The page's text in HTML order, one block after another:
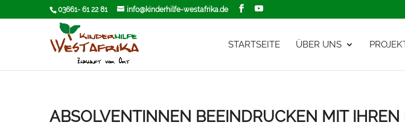
03661- 61 22 81 info@kinderhilfe-westafrika.de
STARTSEITE ÜBER UNS
ABSOLVENTINNEN BEEINDRUCKEN MIT IHREN